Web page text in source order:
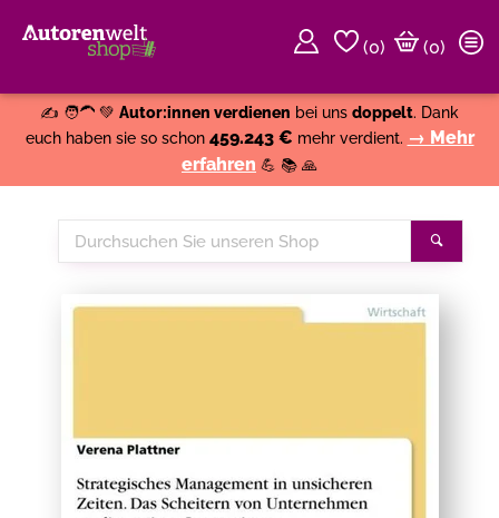
(0)
(0)
✍️ 🧑‍🦱 💚 Autor:innen verdienen bei uns doppelt. Dank
euch haben sie so schon 459.243 € mehr verdient. → Mehr
erfahren 💪 📚 🙏
Durchsuchen
Sie
Shop